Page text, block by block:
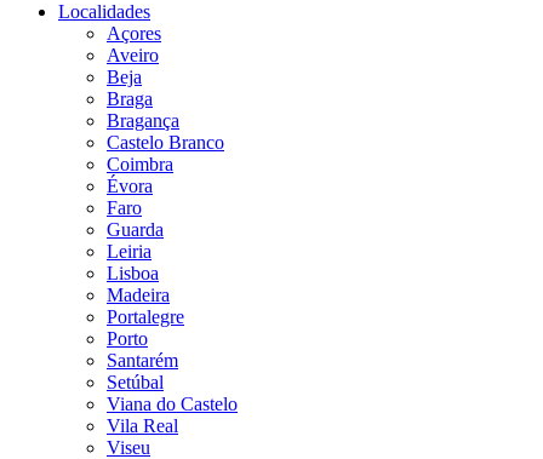
Localidades
Açores
Aveiro
Beja
Braga
Bragança
Castelo Branco
Coimbra
Évora
Faro
Guarda
Leiria
Lisboa
Madeira
Portalegre
Porto
Santarém
Setúbal
Viana do Castelo
Vila Real
Viseu